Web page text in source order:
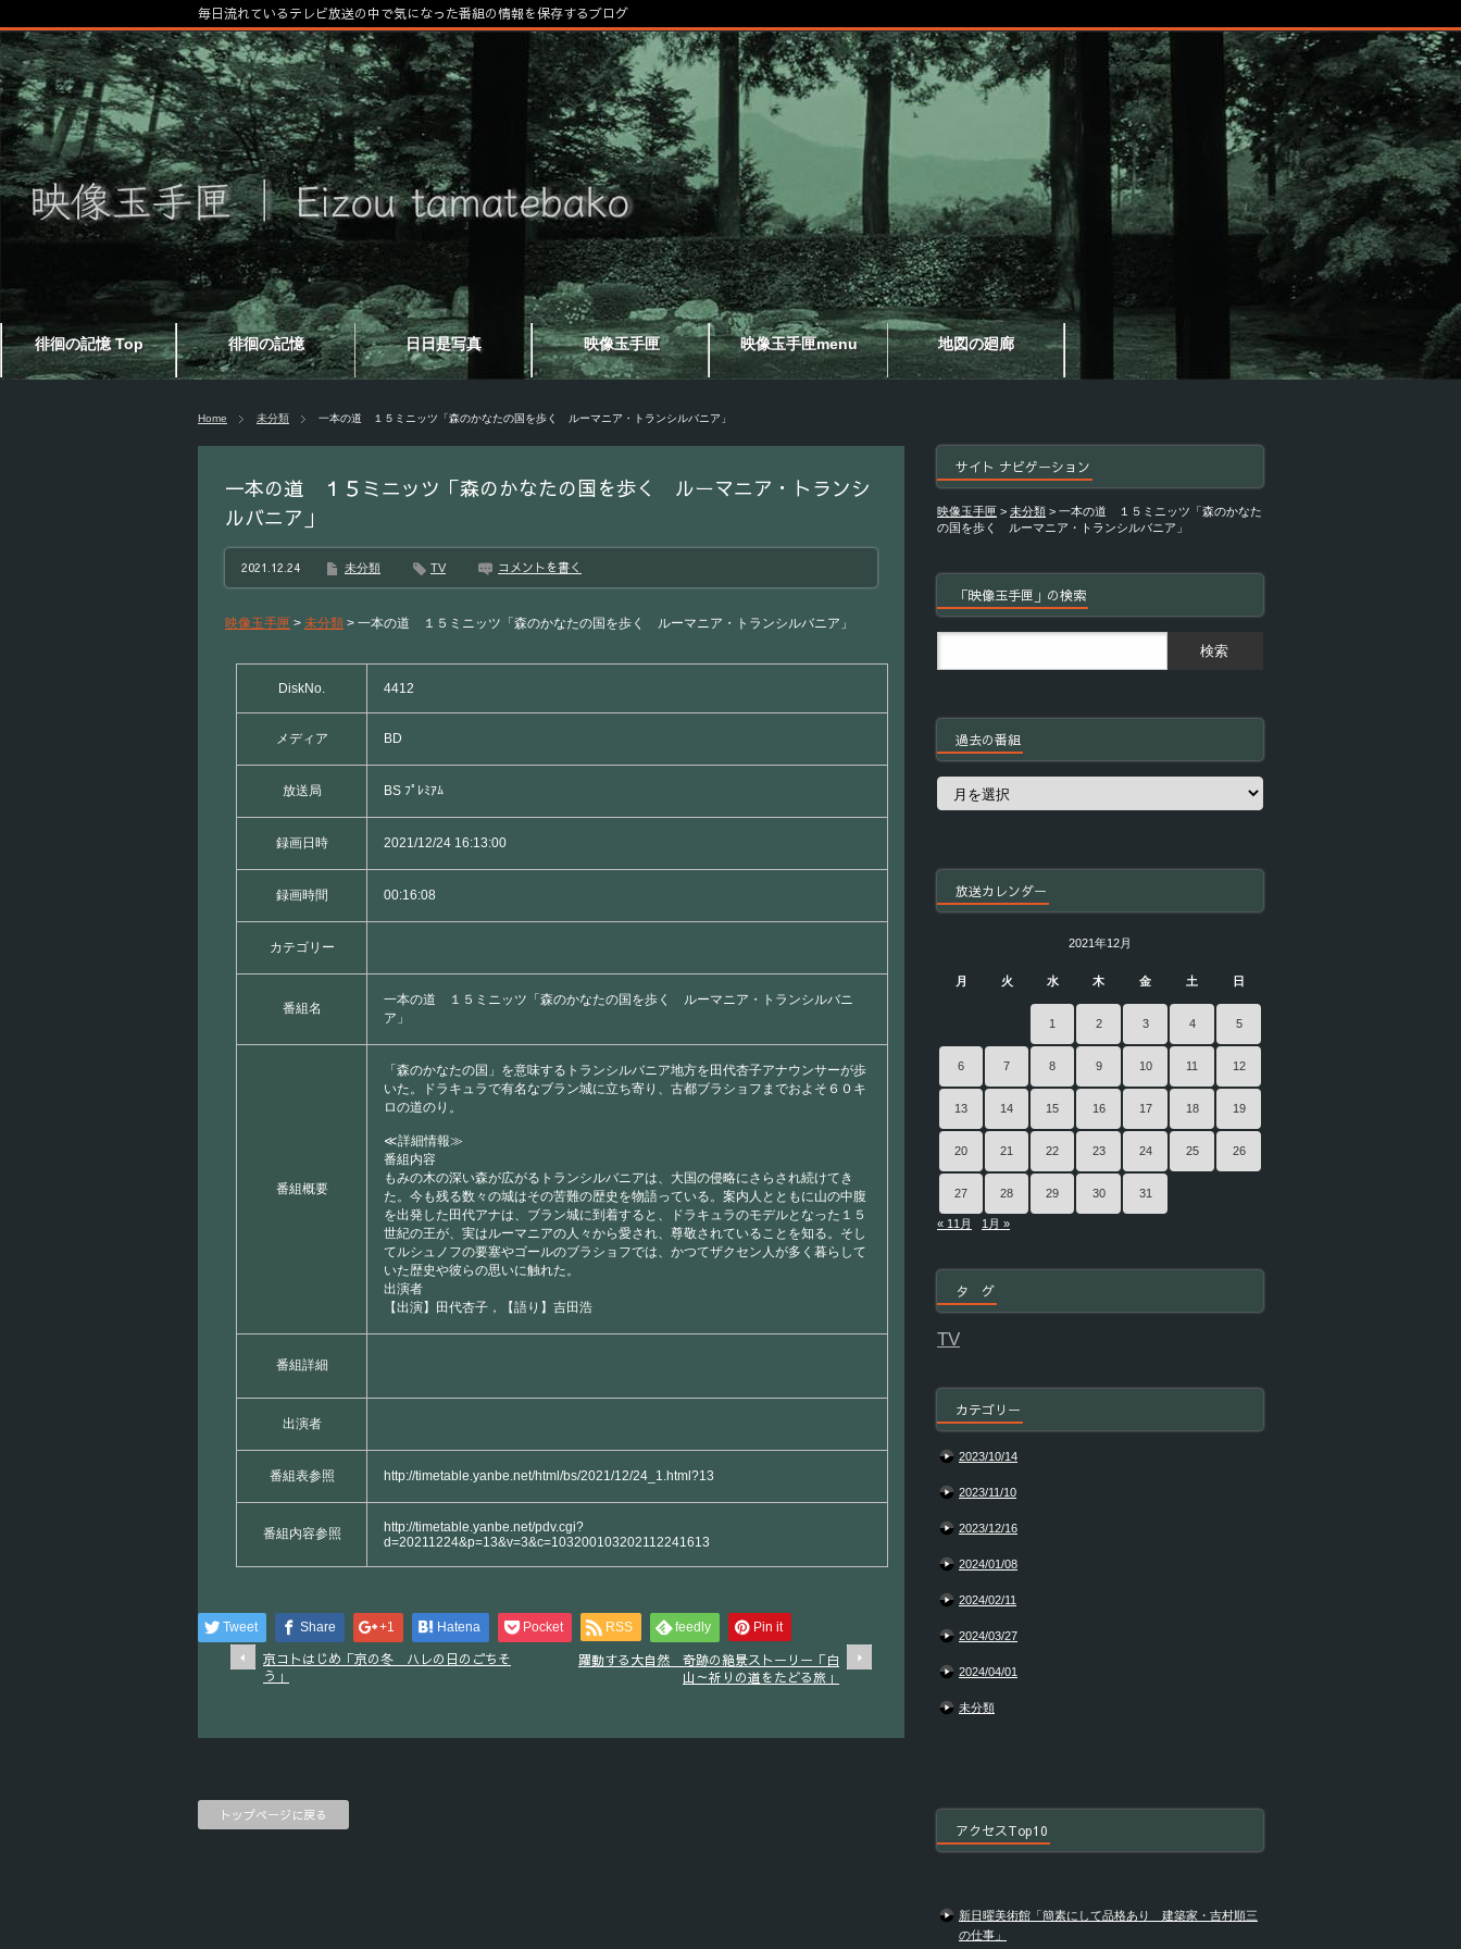
徘徊の記憶 Top 徘徊の記憶 日日是写真 映像玉手匣 映像玉手匣menu 地図の廻廊
毎日流れているテレビ放送の中で気になった番組の情報を保存するブログ
Home 未分類 一本の道 １５ミニッツ「森のかなたの国を歩く ルーマニア・トランシルバニア」
一本の道 １５ミニッツ「森のかなたの国を歩く ルーマニア・トランシ
ルバニア」
2021.12.24 未分類 TV コメントを書く
映像玉手匣 > 未分類 > 一本の道 １５ミニッツ「森のかなたの国を歩く ルーマニア・トランシルバニア」
DiskNo. 4412
メディア BD
放送局 BS ﾌﾟﾚﾐｱﾑ
録画日時 2021/12/24 16:13:00
録画時間 00:16:08
カテゴリー
番組名
一本の道 １５ミニッツ「森のかなたの国を歩く ルーマニア・トランシルバニ
ア」
番組概要
「森のかなたの国」を意味するトランシルバニア地方を田代杏子アナウンサーが歩
いた。ドラキュラで有名なブラン城に立ち寄り、古都ブラショフまでおよそ６０キ
ロの道のり。
≪詳細情報≫
番組内容
もみの木の深い森が広がるトランシルバニアは、大国の侵略にさらされ続けてき
た。今も残る数々の城はその苦難の歴史を物語っている。案内人とともに山の中腹
を出発した田代アナは、ブラン城に到着すると、ドラキュラのモデルとなった１５
世紀の王が、実はルーマニアの人々から愛され、尊敬されていることを知る。そし
てルシュノフの要塞やゴールのブラショフでは、かつてザクセン人が多く暮らして
いた歴史や彼らの思いに触れた。
出演者
【出演】田代杏子，【語り】吉田浩
番組詳細
出演者
番組表参照 http://timetable.yanbe.net/html/bs/2021/12/24_1.html?13
番組内容参照
http://timetable.yanbe.net/pdv.cgi?
d=20211224&p=13&v=3&c=103200103202112241613
Tweet Share +1 Hatena Pocket RSS feedly Pin it
京コトはじめ「京の冬 ハレの日のごちそ
う」
躍動する大自然 奇跡の絶景ストーリー「白
山～祈りの道をたどる旅」
トップページに戻る
サイト ナビゲーション
映像玉手匣 > 未分類 > 一本の道 １５ミニッツ「森のかなた
の国を歩く ルーマニア・トランシルバニア」
「映像玉手匣」の検索
過去の番組
過
放送カレンダー
2021年12月
月 火 水 木 金 土 日
1 2 3 4 5
6 7 8 9 10 11 12
13 14 15 16 17 18 19
20 21 22 23 24 25 26
27 28 29 30 31
« 11月 1月 »
タ グ
TV
カテゴリー
2023/10/14
2023/11/10
2023/12/16
2024/01/08
2024/02/11
2024/03/27
2024/04/01
未分類
アクセスTop10
新日曜美術館「簡素にして品格あり 建築家・吉村順三
の仕事」